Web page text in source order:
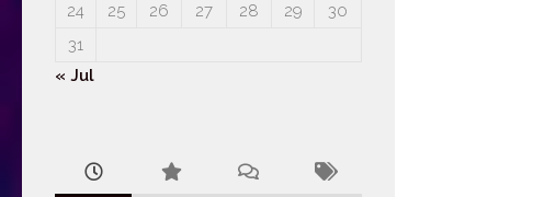
24
25 26 27 28 29
30
31
« Jul